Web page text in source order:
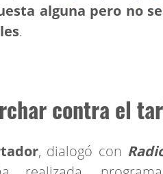
alguna pero no
.
contra el
, dialogó con